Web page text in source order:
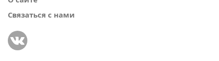
Связаться с нами